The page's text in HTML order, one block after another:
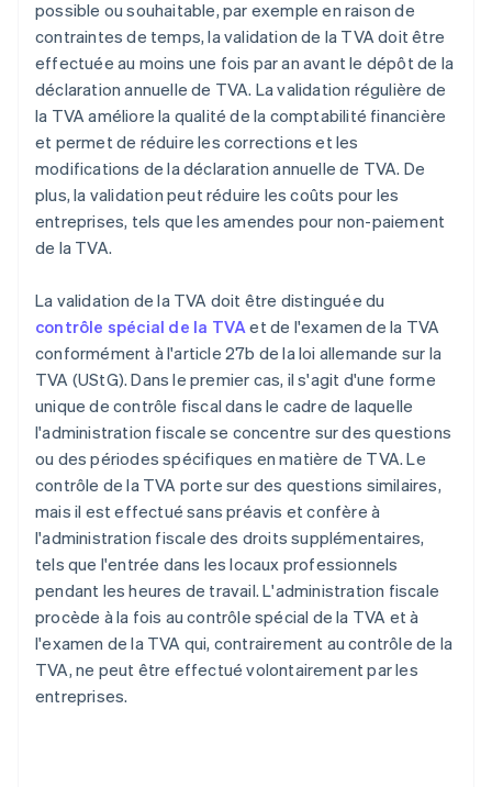
possible ou souhaitable, par exemple en raison de
contraintes de temps, la validation de la TVA doit être
effectuée au moins une fois par an avant le dépôt de la
déclaration annuelle de TVA. La validation régulière de
la TVA améliore la qualité de la comptabilité financière
et permet de réduire les corrections et les
modifications de la déclaration annuelle de TVA. De
plus, la validation peut réduire les coûts pour les
entreprises, tels que les amendes pour non-paiement
de la TVA.
La validation de la TVA doit être distinguée du
contrôle spécial de la TVAet de l'examen de la TVA
conformément à l'article 27b de la loi allemande sur la
TVA (UStG). Dans le premier cas, il s'agit d'une forme
unique de contrôle fiscal dans le cadre de laquelle
l'administration fiscale se concentre sur des questions
ou des périodes spécifiques en matière de TVA. Le
contrôle de la TVA porte sur des questions similaires,
mais il est effectué sans préavis et confère à
l'administration fiscale des droits supplémentaires,
tels que l'entrée dans les locaux professionnels
pendant les heures de travail. L'administration fiscale
procède à la fois au contrôle spécial de la TVA et à
l'examen de la TVA qui, contrairement au contrôle de la
TVA, ne peut être effectué volontairement par les
entreprises.